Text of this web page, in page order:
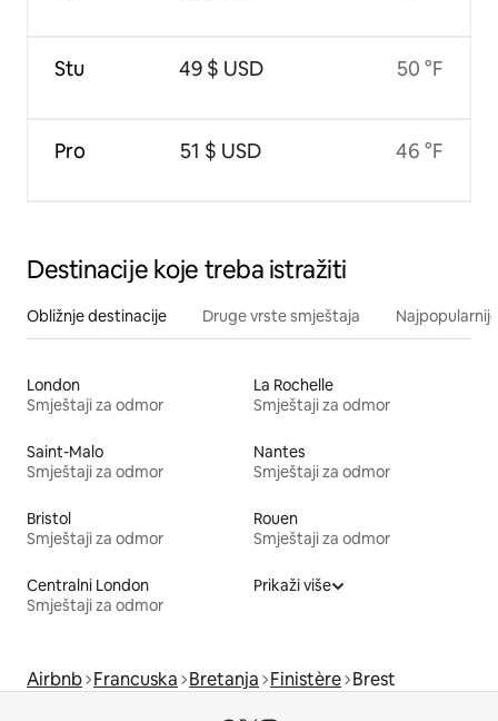
Stu
Pro
49 $ USD
51 $ USD
50 °F
46 °F
Destinacije koje treba istražiti
Obližnje destinacije Druge vrste smještaja
London
Smještaji za odmor
La Rochelle
Smještaji za odmor
Saint-Malo
Smještaji za odmor
Nantes
Smještaji za odmor
Bristol
Smještaji za odmor
Rouen
Smještaji za odmor
Centralni London
Smještaji za odmor
Prikaži više
Airbnb Francuska Bretanja Finistère Brest